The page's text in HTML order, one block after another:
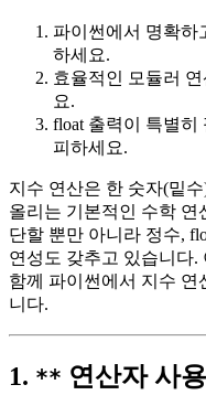
파이썬에서 명확하
하세요.
효율적인 모듈러
요.
float 출력이 특별히
피하세요.
지수 연산은 한 숫자(밑
올리는 기본적인 수학
단할 뿐만 아니라 정수,
연성도 갖추고 있습니다.
함께 파이썬에서 지수 연
니다.
1. ** 연산자 사용